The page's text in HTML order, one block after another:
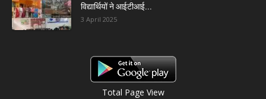
विद्यार्थियों ने आईटीआई...
3 April 2025
Total Page View